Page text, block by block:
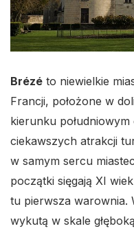
Brézé to niewielkie
Francji, położone w
kierunku
ciekawszych atrakcji
w samym sercu
początki sięgają XI
tu pierwsza warownia.
wykutą w skale